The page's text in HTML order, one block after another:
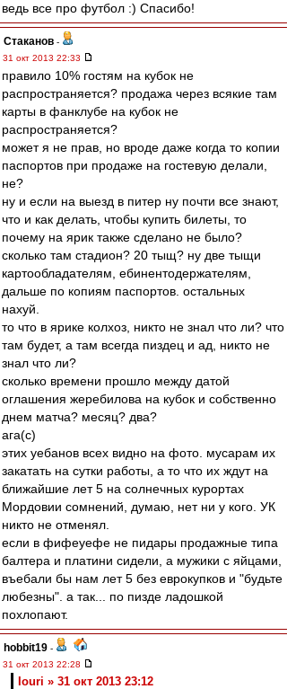
ведь все про футбол :) Спасибо!
Cтаканов -
31 окт 2013 22:33
правило 10% гостям на кубок не
распространяется? продажа через всякие там
карты в фанклубе на кубок не
распространяется?
может я не прав, но вроде даже когда то копии
паспортов при продаже на гостевую делали,
не?
ну и если на выезд в питер ну почти все знают,
что и как делать, чтобы купить билеты, то
почему на ярик также сделано не было?
сколько там стадион? 20 тыщ? ну две тыщи
картообладателям, ебинентодержателям,
дальше по копиям паспортов. остальных
нахуй.
то что в ярике колхоз, никто не знал что ли? что
там будет, а там всегда пиздец и ад, никто не
знал что ли?
сколько времени прошло между датой
оглашения жеребилова на кубок и собственно
днем матча? месяц? два?
ага(с)
этих уебанов всех видно на фото. мусарам их
закатать на сутки работы, а то что их ждут на
ближайшие лет 5 на солнечных курортах
Мордовии сомнений, думаю, нет ни у кого. УК
никто не отменял.
если в фифеуефе не пидары продажные типа
балтера и платини сидели, а мужики с яйцами,
въебали бы нам лет 5 без еврокупков и "будьте
любезны". а так... по пизде ладошкой
похлопают.
hobbit19 -
31 окт 2013 22:28
Iouri » 31 окт 2013 23:12